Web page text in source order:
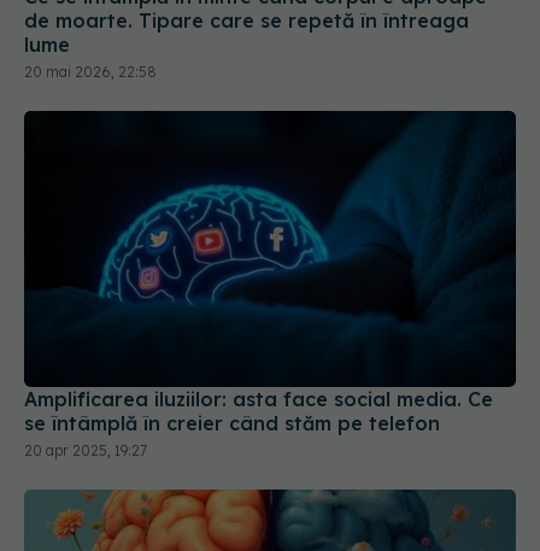
Amplificarea iluziilor: asta face social media. Ce
se întâmplă în creier când stăm pe telefon